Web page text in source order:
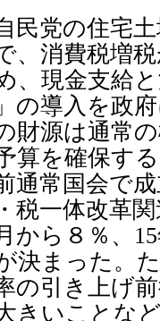
民党の住宅土
、消費税増
、現金支給
の導入を政
財源は通常
算を確保す
通常国会で成
税一体改革
から８％、
決まった。
の引き上げ
きいことな